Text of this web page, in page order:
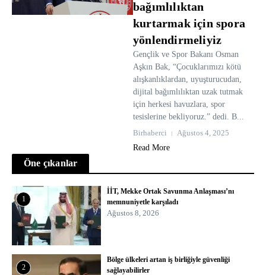
bağımlılıktan
kurtarmak için spora
yönlendirmeliyiz
Gençlik ve Spor Bakanı Osman
Aşkın Bak, “Çocuklarımızı kötü
alışkanlıklardan, uyuşturucudan,
dijital bağımlılıktan uzak tutmak
için herkesi havuzlara, spor
tesislerine bekliyoruz.” dedi. B...
Birhaberci
Ağustos 4, 2025
Read More
Öne çıkanlar
1
İİT, Mekke Ortak Savunma Anlaşması’nı
memnuniyetle karşıladı
Ağustos 8, 2026
2
Bölge ülkeleri artan iş birliğiyle güvenliği
sağlayabilirler